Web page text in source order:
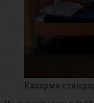
Казарма